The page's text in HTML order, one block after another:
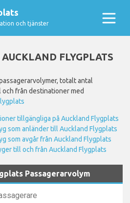
och tjänster
FLYGPLATS
totalt antal
från destinationer med
tillgängliga på Auckland Flygplats
som anländer till Auckland Flygplats
som avgår från Auckland Flygplats
till och från Auckland Flygplats
Passagerarvolym